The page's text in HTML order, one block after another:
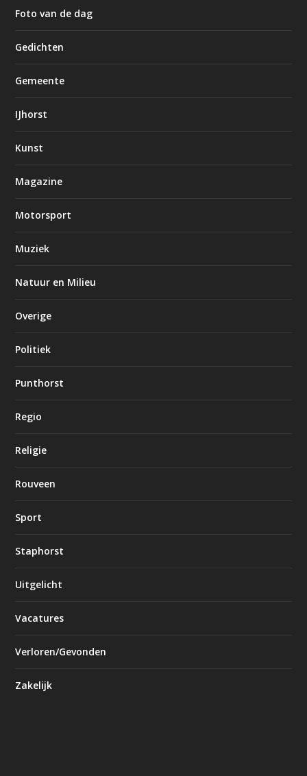
Foto van de dag
Gedichten
Gemeente
IJhorst
Kunst
Magazine
Motorsport
Muziek
Natuur en Milieu
Overige
Politiek
Punthorst
Regio
Religie
Rouveen
Sport
Staphorst
Uitgelicht
Vacatures
Verloren/Gevonden
Zakelijk